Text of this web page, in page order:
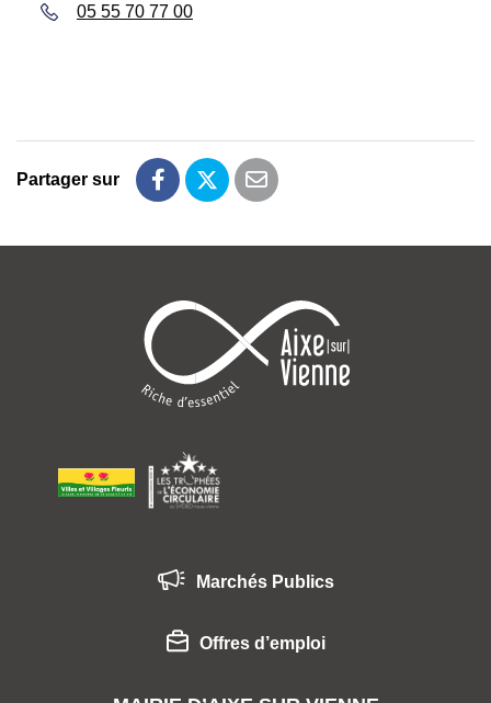
05 55 70 77 00
Partager sur
Partager sur Facebook
Partager sur Twitter
Partager par email
Marchés Publics
Offres d’emploi